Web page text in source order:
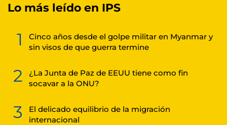
Lo más leído en IPS
1
Cinco años desde el golpe militar en Myanmar y
sin visos de que guerra termine
2
¿La Junta de Paz de EEUU tiene como fin
socavar a la ONU?
3
El delicado equilibrio de la migración
internacional